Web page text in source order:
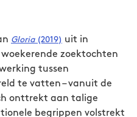
Gloria(2019) uit in
zoektochten
tussen
te vatten – vanuit de
onttrekt aan talige
begrippen volstrekt